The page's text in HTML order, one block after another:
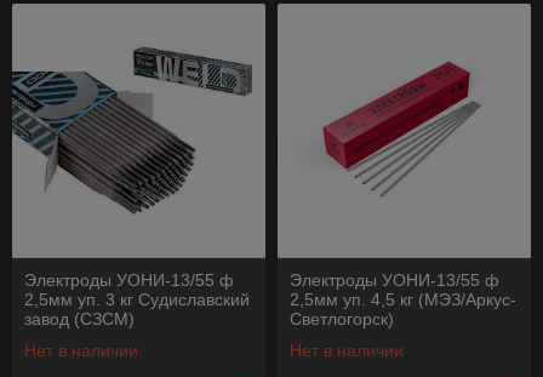
Электроды УОНИ-13/55 ф
2,5мм уп. 3 кг Судиславский
завод (СЗСМ)
Нет в наличии
Электроды УОНИ-13/55 ф
2,5мм уп. 4,5 кг (МЭЗ/Аркус-
Светлогорск)
Нет в наличии